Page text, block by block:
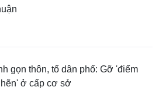
gọn thôn, tổ dân phố: Gỡ 'điểm
ở cấp cơ sở